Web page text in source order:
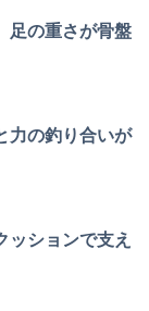
足の重さが骨盤
力の釣り合いが
ッションで支え